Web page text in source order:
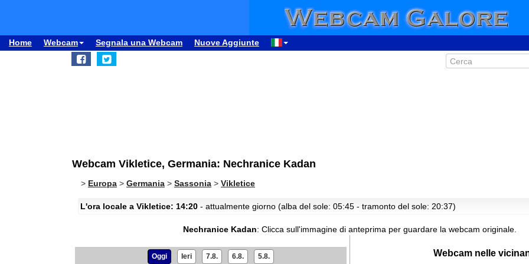
Home Webcam Segnala una Webcam Nuove Aggiunte
Webcam Vikletice, Germania: Nechranice Kadan
> Europa > Germania > Sassonia > Vikletice
L'ora locale a Vikletice: 14:20 - attualmente giorno (alba del sole: 05:45 - tramonto del sole: 20:37)
Nechranice Kadan: Clicca sull'immagine di anteprima per guardare la webcam originale.
Oggi Ieri 7.8. 6.8. 5.8. Webcam nelle